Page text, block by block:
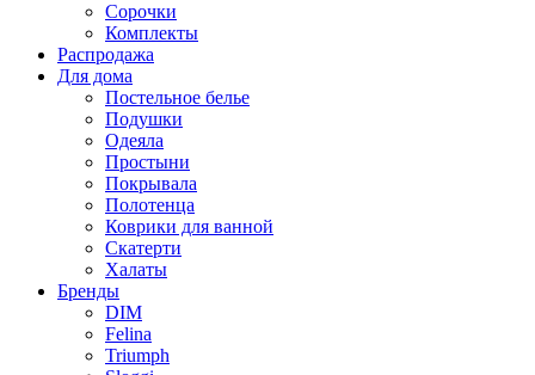
Сорочки
Комплекты
Распродажа
Для дома
Постельное белье
Подушки
Одеяла
Простыни
Покрывала
Полотенца
Коврики для ванной
Скатерти
Халаты
Бренды
DIM
Felina
Triumph